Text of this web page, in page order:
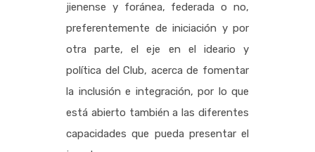
jienense y foránea, federada o no,
preferentemente de iniciación y por
otra parte, el eje en el ideario y
política del Club, acerca de fomentar
la inclusión e integración, por lo que
está abierto también a las diferentes
capacidades que pueda presentar el